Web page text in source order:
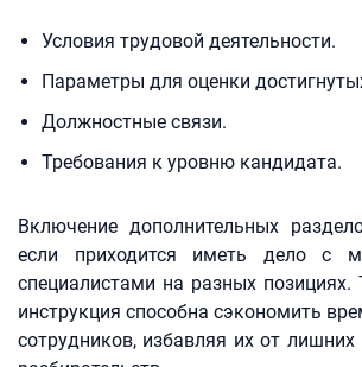
Условия трудовой деятельности.
Параметры для оценки
Должностные связи.
Требования к уровню кандидата.
Включение дополнительных
если приходится иметь дело с
специалистами на разных позициях.
инструкция способна сэкономить
сотрудников, избавляя их от